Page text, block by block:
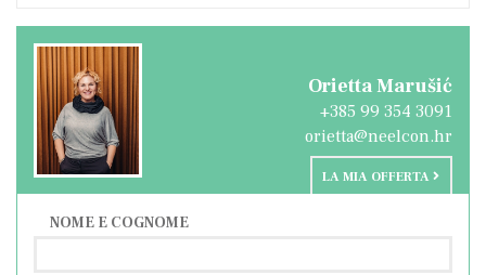
Orietta Marušić
+385 99 354 3091
orietta@neelcon.hr
LA MIA OFFERTA
NOME E COGNOME